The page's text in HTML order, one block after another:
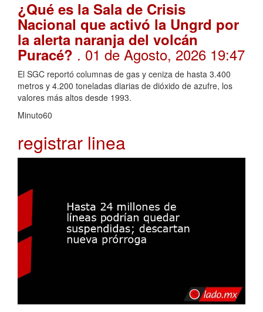
¿Qué es la Sala de Crisis
Nacional que activó la Ungrd por
la alerta naranja del volcán
Puracé? . 01 de Agosto, 2026 19:47
El SGC reportó columnas de gas y ceniza de hasta 3.400
metros y 4.200 toneladas diarias de dióxido de azufre, los
valores más altos desde 1993.
Minuto60
registrar linea